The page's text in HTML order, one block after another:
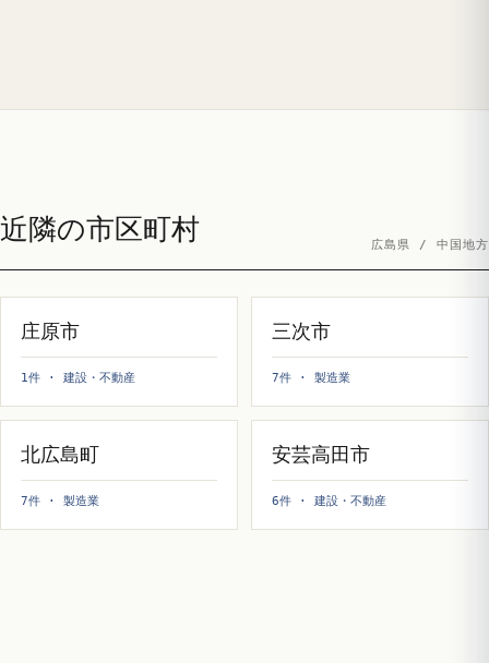
近隣の市区町村 広島県 / 中国地方
庄原市
1件 · 建設・不動産
三次市
7件 · 製造業
北広島町
7件 · 製造業
安芸高田市
6件 · 建設・不動産